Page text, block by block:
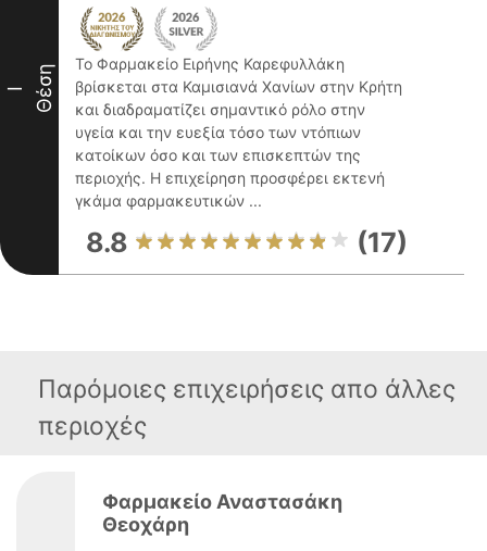
I Θέση
Το Φαρμακείο Ειρήνης Καρεφυλλάκη
βρίσκεται στα Καμισιανά Χανίων στην Κρήτη
και διαδραματίζει σημαντικό ρόλο στην
υγεία και την ευεξία τόσο των ντόπιων
κατοίκων όσο και των επισκεπτών της
περιοχής. Η επιχείρηση προσφέρει εκτενή
γκάμα φαρμακευτικών ...
8.8 (17)
Παρόμοιες επιχειρήσεις απο άλλες
περιοχές
Φαρμακείο Αναστασάκη
Θεοχάρη